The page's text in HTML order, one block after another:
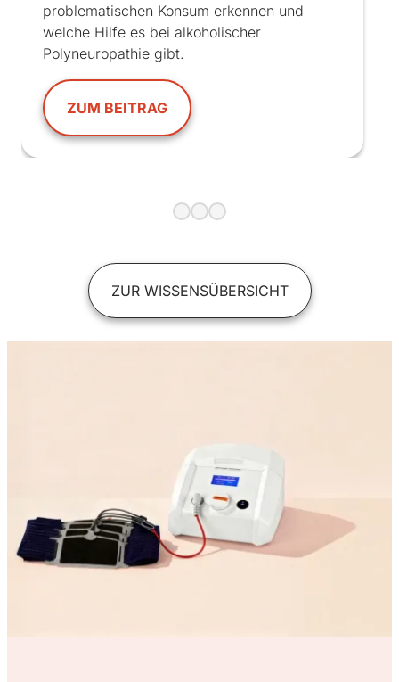
problematischen Konsum erkennen und
welche Hilfe es bei alkoholischer
Polyneuropathie gibt.
ZUM BEITRAG
ZUR WISSENSÜBERSICHT